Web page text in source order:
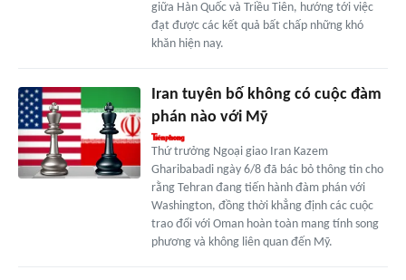
giữa Hàn Quốc và Triều Tiên, hướng tới việc
đạt được các kết quả bất chấp những khó
khăn hiện nay.
Iran tuyên bố không có cuộc đàm
phán nào với Mỹ
Thứ trưởng Ngoại giao Iran Kazem
Gharibabadi ngày 6/8 đã bác bỏ thông tin cho
rằng Tehran đang tiến hành đàm phán với
Washington, đồng thời khẳng định các cuộc
trao đổi với Oman hoàn toàn mang tính song
phương và không liên quan đến Mỹ.